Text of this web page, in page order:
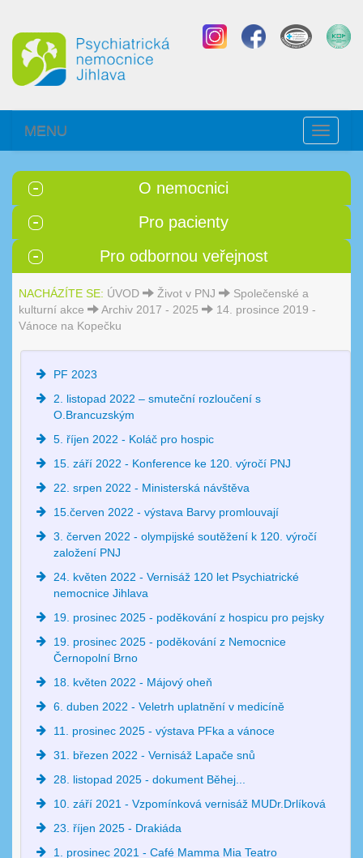
Toggle
MENU
O nemocnici
Pro pacienty
Pro odbornou veřejnost
NACHÁZÍTE SE: ÚVOD Život v PNJ
Společenské a
kulturní akce
Archiv 2017 - 2025
14. prosince 2019 -
Vánoce na Kopečku
PF 2023
2. listopad 2022 – smuteční rozloučení s
O.Brancuzským
5. říjen 2022 - Koláč pro hospic
15. září 2022 - Konference ke 120. výročí PNJ
22. srpen 2022 - Ministerská návštěva
15.červen 2022 - výstava Barvy promlouvají
3. červen 2022 - olympijské soutěžení k 120. výročí
založení PNJ
24. květen 2022 - Vernisáž 120 let Psychiatrické
nemocnice Jihlava
19. prosinec 2025 - poděkování z hospicu pro pejsky
19. prosinec 2025 - poděkování z Nemocnice
Černopolní Brno
18. květen 2022 - Májový oheň
6. duben 2022 - Veletrh uplatnění v medicíně
11. prosinec 2025 - výstava PFka a vánoce
31. březen 2022 - Vernisáž Lapače snů
28. listopad 2025 - dokument Běhej...
10. září 2021 - Vzpomínková vernisáž MUDr.Drlíková
23. říjen 2025 - Drakiáda
1. prosinec 2021 - Café Mamma Mia Teatro